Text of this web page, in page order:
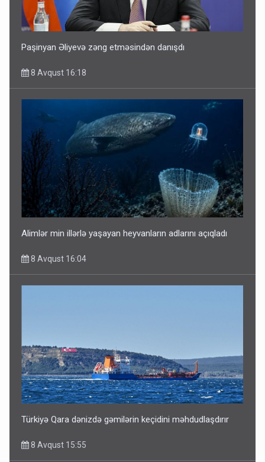
Paşinyan Əliyevə zəng etməsindən danışdı
8 Avqust 16:18
Alimlər min illərlə yaşayan heyvanların adlarını açıqladı
8 Avqust 16:04
Türkiyə Qara dənizdə gəmilərin keçidini məhdudlaşdırır
8 Avqust 15:55